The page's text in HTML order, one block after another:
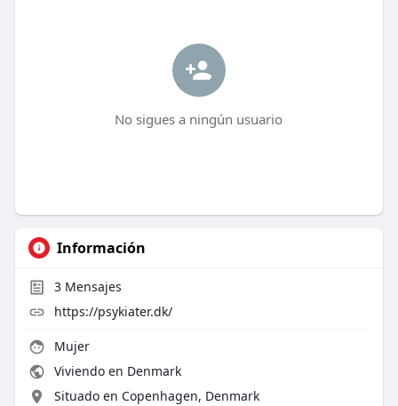
No sigues a ningún usuario
Información
3Mensajes
https://psykiater.dk/
Mujer
Viviendo en Denmark
Situado en Copenhagen, Denmark